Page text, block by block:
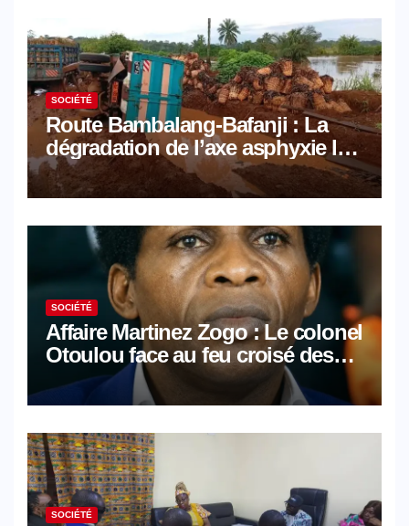
SOCIÉTÉ
Route Bambalang-Bafanji : La
dégradation de l’axe asphyxie les
activités économiques
SOCIÉTÉ
Affaire Martinez Zogo : Le colonel
Otoulou face au feu croisé des
avocats de la défense
SOCIÉTÉ